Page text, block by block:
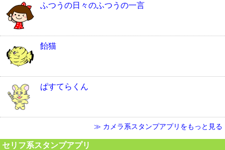
ふつうの日々のふつうの一言
飴猫
ぱすてらくん
≫ カメラ系スタンプアプリをもっと見る
セリフ系スタンプアプリ